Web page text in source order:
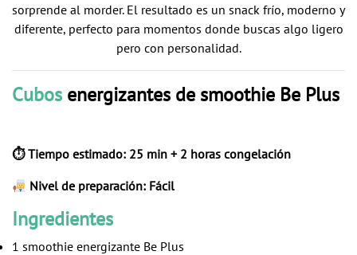
sorprende al morder. El resultado es un snack frío, moderno y
diferente, perfecto para momentos donde buscas algo ligero
pero con personalidad.
Cubos energizantes de smoothie Be Plus
⏱ Tiempo estimado: 25 min + 2 horas congelación
Nivel de preparación: Fácil
Ingredientes
1 smoothie energizante Be Plus